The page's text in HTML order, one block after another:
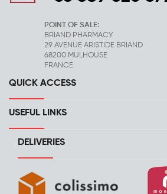
POINT OF SALE:
BRIAND PHARMACY
29 AVENUE ARISTIDE BRIAND
68200 MULHOUSE
FRANCE
QUICK ACCESS
USEFUL LINKS
DELIVERIES